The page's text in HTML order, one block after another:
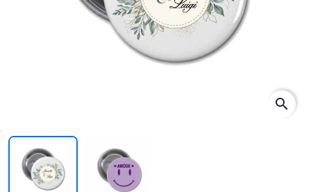
search